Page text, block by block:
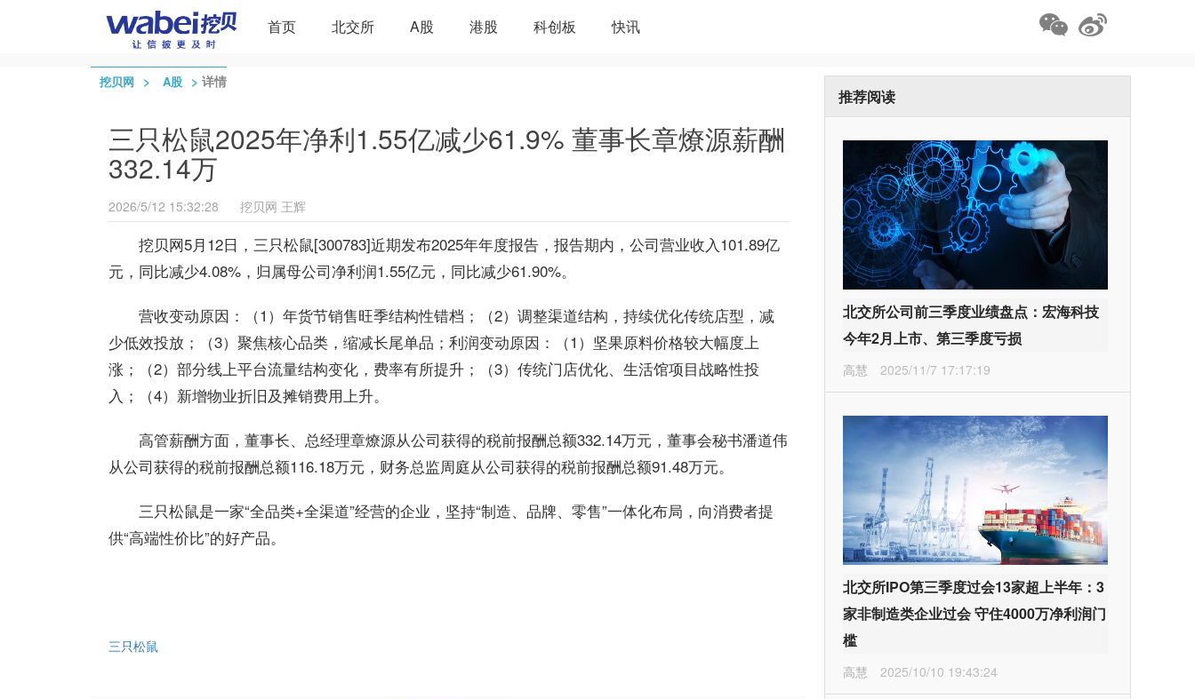
首页 北交所 A股 港股 科创板 快讯
挖贝网 > A股 > 详情
三只松鼠2025年净利1.55亿减少61.9% 董事长章燎源薪酬
332.14万
2026/5/12 15:32:28 挖贝网 王辉
挖贝网5月12日，三只松鼠[300783]近期发布2025年年度报告，报告期内，公司营业收入101.89亿
元，同比减少4.08%，归属母公司净利润1.55亿元，同比减少61.90%。
营收变动原因：（1）年货节销售旺季结构性错档；（2）调整渠道结构，持续优化传统店型，减
少低效投放；（3）聚焦核心品类，缩减长尾单品；利润变动原因：（1）坚果原料价格较大幅度上
涨；（2）部分线上平台流量结构变化，费率有所提升；（3）传统门店优化、生活馆项目战略性投
入；（4）新增物业折旧及摊销费用上升。
高管薪酬方面，董事长、总经理章燎源从公司获得的税前报酬总额332.14万元，董事会秘书潘道伟
从公司获得的税前报酬总额116.18万元，财务总监周庭从公司获得的税前报酬总额91.48万元。
三只松鼠是一家“全品类+全渠道”经营的企业，坚持“制造、品牌、零售”一体化布局，向消费者提
供“高端性价比”的好产品。
三只松鼠
推荐阅读
北交所公司前三季度业绩盘点：宏海科技
今年2月上市、第三季度亏损
高慧 2025/11/7 17:17:19
北交所IPO第三季度过会13家超上半年：3
家非制造类企业过会 守住4000万净利润门
槛
高慧 2025/10/10 19:43:24